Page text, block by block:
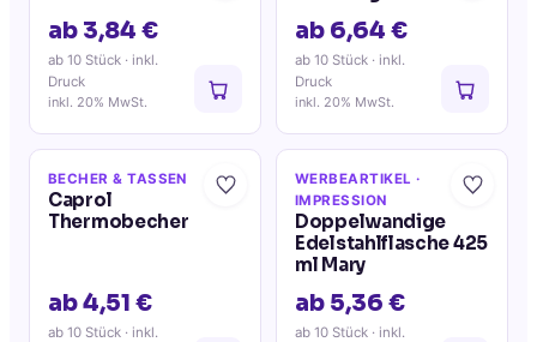
ab 3,84 €
ab 10 Stück · inkl.
Druck
inkl. 20% MwSt.
ab 6,64 €
ab 10 Stück · inkl.
Druck
inkl. 20% MwSt.
BECHER & TASSEN
Caprol
Thermobecher
ab 4,51 €
ab 10 Stück · inkl.
WERBEARTIKEL ·
IMPRESSION
Doppelwandige
Edelstahlflasche 425
ml Mary
ab 5,36 €
ab 10 Stück · inkl.